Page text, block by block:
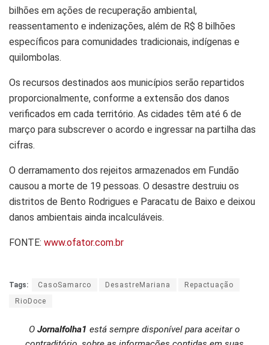
bilhões em ações de recuperação ambiental,
reassentamento e indenizações, além de R$ 8 bilhões
específicos para comunidades tradicionais, indígenas e
quilombolas.
Os recursos destinados aos municípios serão repartidos
proporcionalmente, conforme a extensão dos danos
verificados em cada território. As cidades têm até 6 de
março para subscrever o acordo e ingressar na partilha das
cifras.
O derramamento dos rejeitos armazenados em Fundão
causou a morte de 19 pessoas. O desastre destruiu os
distritos de Bento Rodrigues e Paracatu de Baixo e deixou
danos ambientais ainda incalculáveis.
FONTE: www.ofator.com.br
Tags: CasoSamarco DesastreMariana
Repactuação
RioDoce
O Jornalfolha1 está sempre disponível para aceitar o